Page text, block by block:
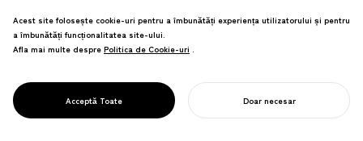
PROJECT
CÂNTARE
nevoi speciale și retrași. Motivul riglei
cultivând stima de sine la elevii cu nevoi
Acest site folosește cookie-uri pentru a îmbunătăți experiența utilizatorului și pentru
a îmbunătăți funcționalitatea site-ului.
Afla mai multe despre Politica de Cookie-uri
Politica de Cookie-uri .
Acceptă Toate Doar necesar